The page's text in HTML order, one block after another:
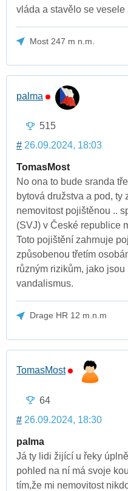
vláda a stavělo se vesele
Most 247 m n.m.
palma
515
# 26.09.2024, 18:03
TomasMost
No ona to bude sranda
bytová družstva a pod, ty
nemovitost pojištěnou ..
(SVJ) v České republice
Toto pojištění zahrnuje
způsobenou třetím
různým rizikům, jako
vandalismus.
Drage HR 12 m.n.m
TomasMost
64
# 26.09.2024, 18:30
palma
Já ty lidi žijící u řeky
pohled na ní má svoje
tím,že mi nemovitost